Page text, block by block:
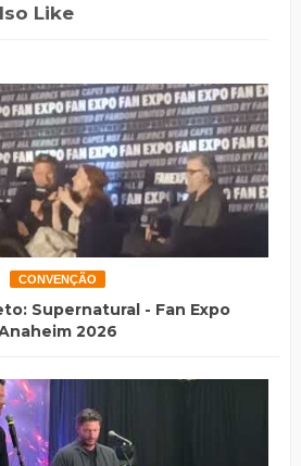
Like
CONVENÇÃO
Supernatural - Fan Expo
2026